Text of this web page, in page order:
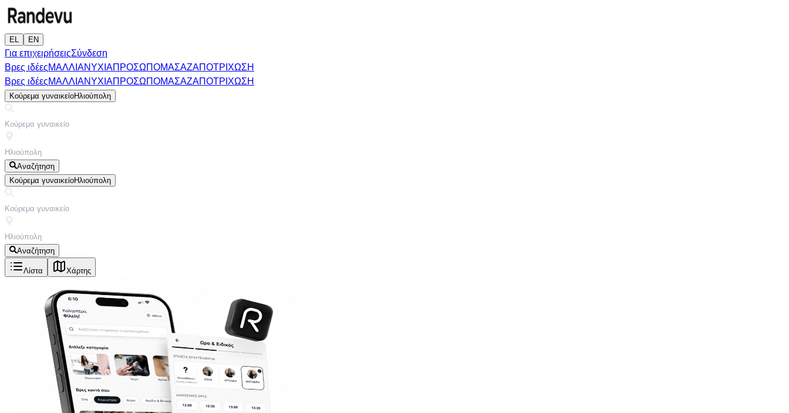
EL EN
Για επιχειρήσειςΣύνδεση
Βρες ιδέεςΜΑΛΛΙΑΝΥΧΙΑΠΡΟΣΩΠΟΜΑΣΑΖΑΠΟΤΡΙΧΩΣΗ
Βρες ιδέεςΜΑΛΛΙΑΝΥΧΙΑΠΡΟΣΩΠΟΜΑΣΑΖΑΠΟΤΡΙΧΩΣΗ
Κούρεμα γυναικείοΗλιούπολη
Αναζήτηση
Κούρεμα γυναικείοΗλιούπολη
Αναζήτηση
Λίστα Χάρτης